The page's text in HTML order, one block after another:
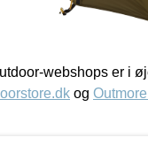
webshops er i
og